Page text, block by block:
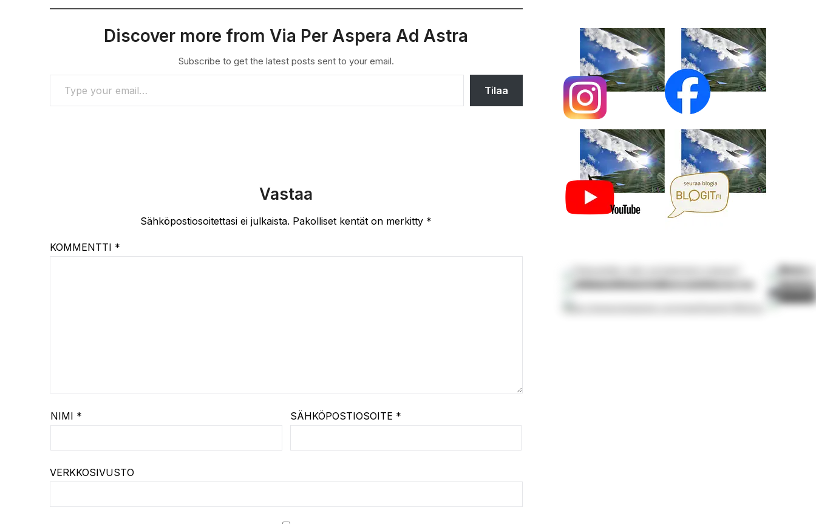
Discover more from Via Per Aspera Ad Astra
Subscribe to get the latest posts sent to your email.
TYPE YOUR EMAIL…
Tilaa
Vastaa
Sähköpostiosoitettasi ei julkaista. Pakolliset kentät on merkitty *
KOMMENTTI *
NIMI * SÄHKÖPOSTIOSOITE *
VERKKOSIVUSTO